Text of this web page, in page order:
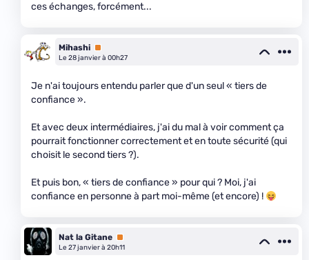
ces échanges, forcément...
Mihashi Premium
Le 28 janvier à 00h27
Je n'ai toujours entendu parler que d'un seul « tiers de
confiance ».
Et avec deux intermédiaires, j'ai du mal à voir comment ça
pourrait fonctionner correctement et en toute sécurité (qui
choisit le second tiers ?).
Et puis bon, « tiers de confiance » pour qui ? Moi, j'ai
confiance en personne à part moi-même (et encore) !
Nat la Gitane Premium
Le 27 janvier à 20h11